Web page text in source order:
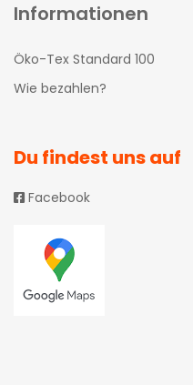
Informationen
Öko-Tex Standard 100
Wie bezahlen?
Du findest uns auf
Facebook